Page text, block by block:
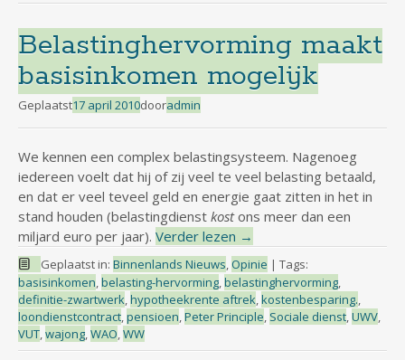
Belastinghervorming maakt
basisinkomen mogelijk
Geplaatst17 april 2010dooradmin
We kennen een complex belastingsysteem. Nagenoeg
iedereen voelt dat hij of zij veel te veel belasting betaald,
en dat er veel teveel geld en energie gaat zitten in het in
stand houden (belastingdienst kostons meer dan een
miljard euro per jaar). Verder lezen →
Geplaatst in: Binnenlands Nieuws, Opinie | Tags:
basisinkomen,belasting-hervorming,belastinghervorming,
definitie-zwartwerk,hypotheekrente aftrek,kostenbesparing.,
loondienstcontract,pensioen,Peter Principle, Sociale dienst,UWV,
VUT,wajong,WAO,WW